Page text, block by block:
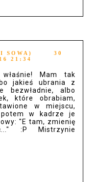
SOWA)
30
21:34
Mam tak
jakieś ubrania z
bezwładnie, albo
które obrabiam,
w miejscu,
w kadrze je
"E tam, zmienię
:P Mistrzynie